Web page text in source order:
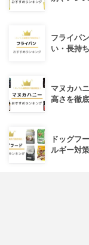
フライパ
い・長持
マヌカハ
高さを徹
ドッグフ
ルギー対